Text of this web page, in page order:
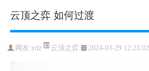
云顶之弈 如何过渡
网友:ydz 云顶之弈 2024-03-29 12:23:02